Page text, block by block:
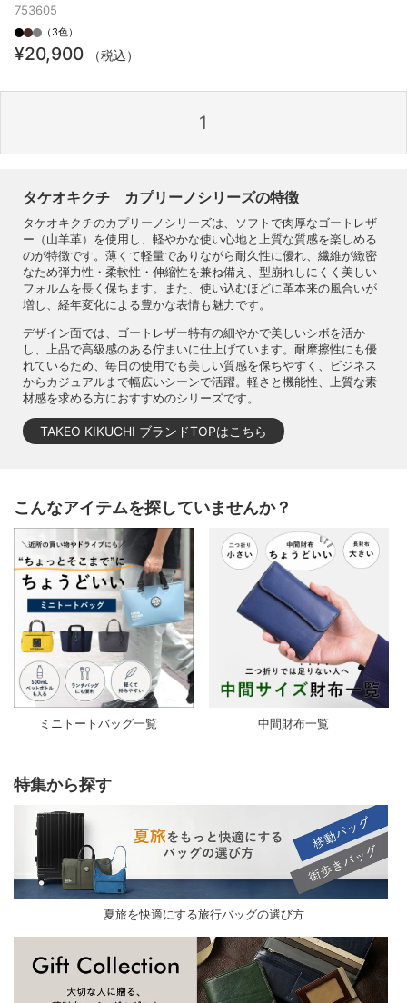
19）
753605
（3色）
¥20,900 （税込）
1
タケオキクチ カプリーノシリーズの特徴
タケオキクチのカプリーノシリーズは、ソフトで肉厚なゴートレザ
ー（山羊革）を使用し、軽やかな使い心地と上質な質感を楽しめる
のが特徴です。薄くて軽量でありながら耐久性に優れ、繊維が緻密
なため弾力性・柔軟性・伸縮性を兼ね備え、型崩れしにくく美しい
フォルムを長く保ちます。また、使い込むほどに革本来の風合いが
増し、経年変化による豊かな表情も魅力です。
デザイン面では、ゴートレザー特有の細やかで美しいシボを活か
し、上品で高級感のある佇まいに仕上げています。耐摩擦性にも優
れているため、毎日の使用でも美しい質感を保ちやすく、ビジネス
からカジュアルまで幅広いシーンで活躍。軽さと機能性、上質な素
材感を求める方におすすめのシリーズです。
TAKEO KIKUCHI ブランドTOPはこちら
こんなアイテムを探していませんか？
ミニトートバッグ一覧 中間財布一覧
特集から探す
夏旅を快適にする旅行バッグの選び方